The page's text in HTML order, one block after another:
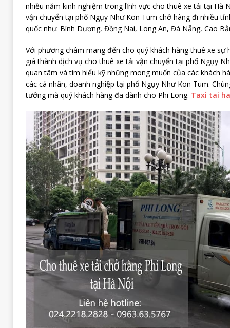
nhiều năm kinh nghiệm trong lĩnh vực cho thuê xe tải tại Hà
vận chuyển tại phố Ngụy Như Kon Tum chở hàng đi nhiều
quốc như: Bình Dương, Đồng Nai, Long An, Đà Nẵng, Cao
Với phương châm mang đến cho quý khách hàng thuê xe sự
giá thành dịch vụ cho thuê xe tải vận chuyển tại phố Ngụy
quan tâm và tìm hiểu kỹ những mong muốn của các khách
các cá nhân, doanh nghiệp tại phố Ngụy Như Kon Tum.
tưởng mà quý khách hàng đã dành cho Phi Long. Taxi tai